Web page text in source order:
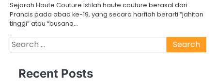
Sejarah Haute Couture Istilah haute couture berasal dari
Prancis pada abad ke-19, yang secara harfiah berarti “jahitan
tinggi” atau “busana…
Search
for:
Recent Posts